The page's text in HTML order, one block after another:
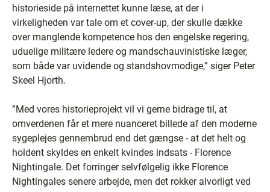
historieside på internettet kunne læse, at der i
virkeligheden var tale om et cover-up, der skulle dække
over manglende kompetence hos den engelske regering,
uduelige militære ledere og mandschauvinistiske læger,
som både var uvidende og standshovmodige,” siger Peter
Skeel Hjorth.
”Med vores historieprojekt vil vi gerne bidrage til, at
omverdenen får et mere nuanceret billede af den moderne
sygeplejes gennembrud end det gængse - at det helt og
holdent skyldes en enkelt kvindes indsats - Florence
Nightingale. Det forringer selvfølgelig ikke Florence
Nightingales senere arbejde, men det rokker alvorligt ved